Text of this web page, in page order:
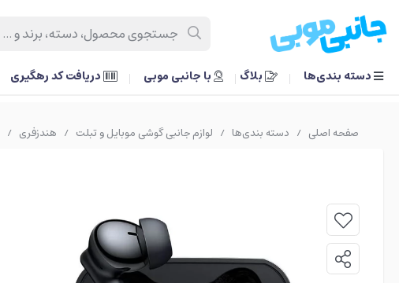
دسته بندی‌ها بلاگ با جانبی موبی دریافت کد رهگیری
صفحه اصلی / دسته بندی‌ها / لوازم جانبی گوشی موبایل و تبلت / هندزفری /